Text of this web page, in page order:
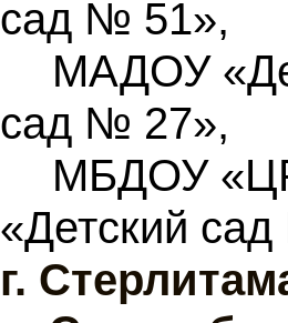
сад № 51»,
МАДОУ
сад № 27»,
МБДОУ
«Детский
г.